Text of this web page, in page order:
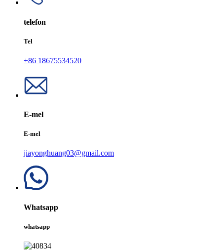
telefon
Tel
+86 18675534520
E-mel
E-mel
jiayonghuang03@gmail.com
Whatsapp
whatsapp